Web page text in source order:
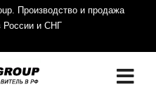
Производство и продажа
России и СНГ